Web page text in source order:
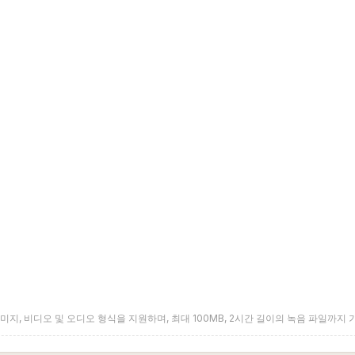
지, 비디오 및 오디오 형식을 지원하며, 최대 100MB, 2시간 길이의 녹음 파일까지